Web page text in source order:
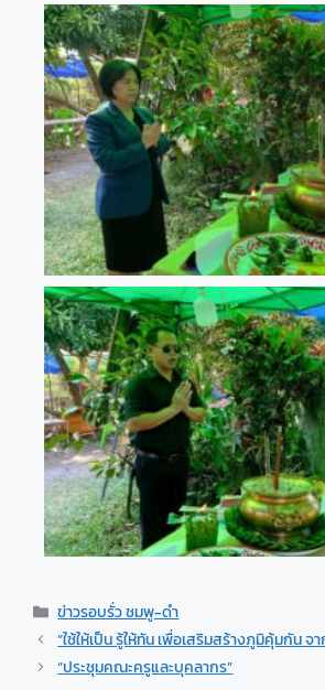
ข่าวรอบรั่ว ชมพู-ดำ
“ใช้ให้เป็น รู้ให้ทัน เพื่อเสริมสร้างภูมิคุ้มกัน
“ประชุมคณะครูและบุคลากร”